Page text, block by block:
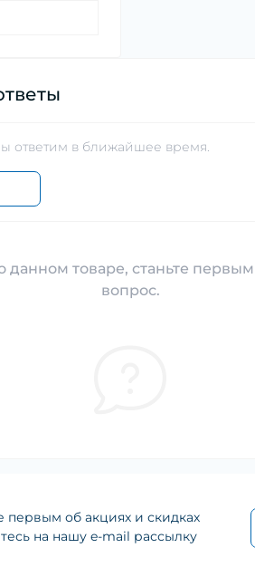
ответим в ближайшее время.
данном товаре, станьте
вопрос.
первым об акциях и скидках
на нашу e-mail рассылку